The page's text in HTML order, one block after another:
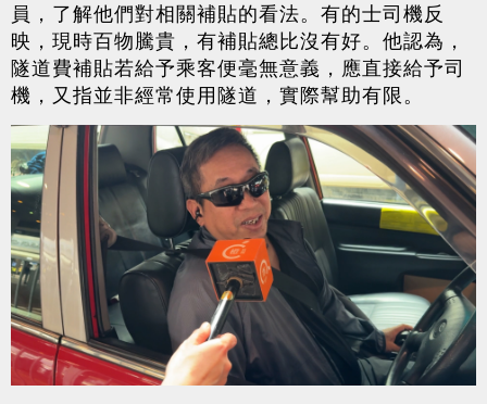
員，了解他們對相關補貼的看法。有的士司機反
映，現時百物騰貴，有補貼總比沒有好。他認為，
隧道費補貼若給予乘客便毫無意義，應直接給予司
機，又指並非經常使用隧道，實際幫助有限。